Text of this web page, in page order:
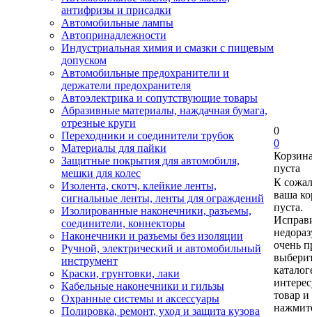
антифризы и присадки
Автомобильные лампы
Автопринадлежности
Индустриальная химия и смазки с пищевым
допуском
Автомобильные предохранители и
держатели предохранителя
Автоэлектрика и сопутствующие товары
Абразивные материалы, наждачная бумага,
отрезные круги
Переходники и соединители трубок
Материалы для пайки
Защитные покрытия для автомобиля,
мешки для колес
Изолента, скотч, клейкие ленты,
сигнальные ленты, ленты для ограждений
Изолированные наконечники, разъемы,
соединители, коннекторы
Наконечники и разъемы без изоляции
Ручной, электрический и автомобильный
инструмент
Краски, грунтовки, лаки
Кабельные наконечники и гильзы
Охранные системы и аксессуары
Полировка, ремонт, уход и защита кузова
0
0
пуста
К
ваша
пуста.
очень
товар и